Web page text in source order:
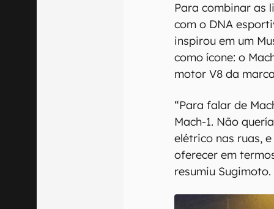
Para combinar as
com o DNA
inspirou em um
como ícone: o
motor V8 da
“Para falar de
Mach-1. Não
elétrico nas ruas,
oferecer em
resumiu Sugimoto.